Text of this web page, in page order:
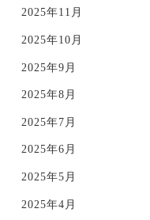
2025年11月
2025年10月
2025年9月
2025年8月
2025年7月
2025年6月
2025年5月
2025年4月